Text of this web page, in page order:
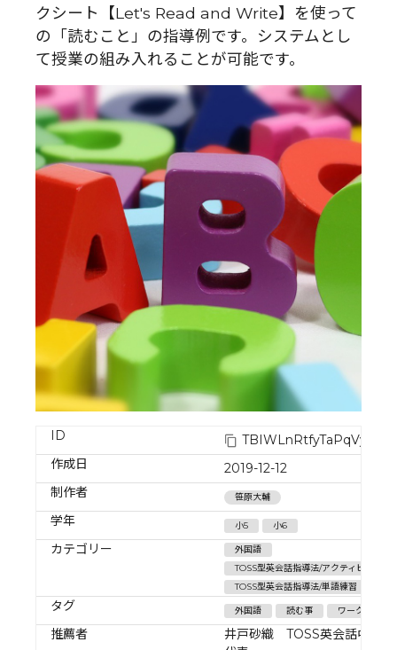
クシート【Let's Read and Write】を使って
の「読むこと」の指導例です。システムとし
て授業の組み入れることが可能です。
ID
作成日
2019-12-12
制作者
笹原大輔
学年 小5 小6
カテゴリー
外国語
TOSS型英会話指導法/アクティビティ＆
TOSS型英会話指導法/単語練習
タグ 外国語 読む事 ワークシート
推薦者
井戸砂織 TOSS英会話中央事